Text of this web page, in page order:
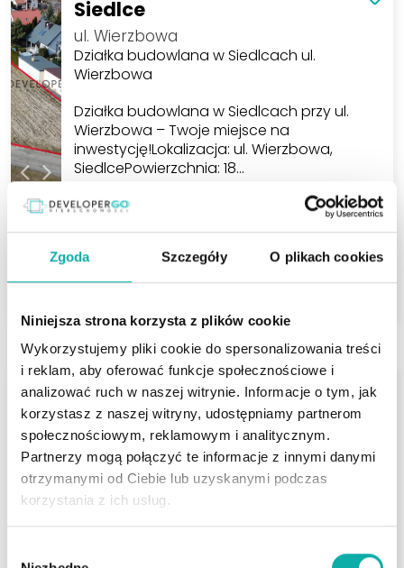
Zgoda Szczegóły O plikach cookies
Niniejsza strona korzysta z plików cookie
Wykorzystujemy pliki cookie do spersonalizowania treści
i reklam, aby oferować funkcje społecznościowe i
analizować ruch w naszej witrynie. Informacje o tym, jak
korzystasz z naszej witryny, udostępniamy partnerom
społecznościowym, reklamowym i analitycznym.
Partnerzy mogą połączyć te informacje z innymi danymi
otrzymanymi od Ciebie lub uzyskanymi podczas
korzystania z ich usług.
Siedlce
ul. Wierzbowa
Działka budowlana w Siedlcach ul.
Wierzbowa
Działka budowlana w Siedlcach przy ul.
Wierzbowa – Twoje miejsce na
inwestycję!Lokalizacja: ul. Wierzbowa,
SiedlcePowierzchnia: 18…
Powierzchnia
1 889 m2
495 000 PLN ZOBACZ
Ełk
Działka z WZ i pozwoleniem na budowę |
Chrzanowo
Na sprzedaż atrakcyjna działka budowlana
o pow. 1003 m² w miejscowości Chrzanowo,
zaledwie 5 km od Ełku. Działka z prądem
(skrzynka na…